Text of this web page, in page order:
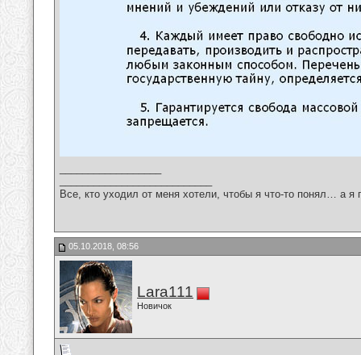
Все, кто уходил от меня хотели, чтобы я что-то понял… а
05.10.2018, 08:56
Lara111
Новичок